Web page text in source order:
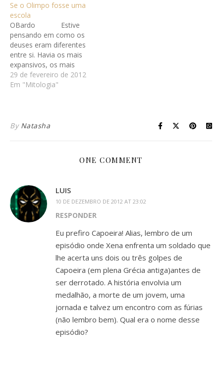
lá!Judô/Origem &
HistóriaO judô é uma arte
marcial esportiva. Foi
criado no Japão, em…
Se o Olimpo fosse uma
escola
OBardo Estive
pensando em como os
deuses eram diferentes
entre si. Havia os mais
expansivos, os mais
retraídos, os mais fúteis e
os mais concentrados. Na
uma escola de ensino
29 de fevereiro de 2012
Em "Mitologia"
By Natasha
ONE COMMENT
LUIS
10 DE DEZEMBRO DE 2012 AT 23:02
RESPONDER
Eu prefiro Capoeira! Alias, lembro de um
episódio onde Xena enfrenta um soldado que
lhe acerta uns dois ou três golpes de
Capoeira (em plena Grécia antiga)antes de
ser derrotado. A história envolvia um
medalhão, a morte de um jovem, uma
jornada e talvez um encontro com as fúrias
(não lembro bem). Qual era o nome desse
episódio?